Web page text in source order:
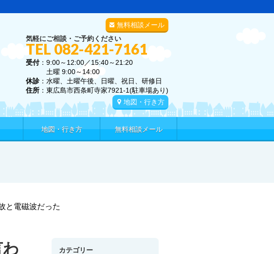
無料相談メール
気軽にご相談・ご予約ください
TEL 082-421-7161
受付：9:00～12:00／15:40～21:20
土曜 9:00～14:00
休診：水曜、土曜午後、日曜、祝日、研修日
住所 ：東広島市西条町寺家7921-1(駐車場あり)
地図・行き方
地図・行き方 無料相談メール
と電磁波だった
カテゴリー